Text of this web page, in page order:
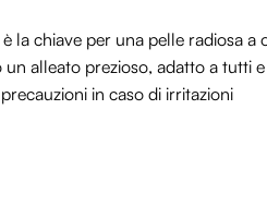
la chiave per una pelle radiosa a
alleato prezioso, adatto a tutti e
in caso di irritazioni